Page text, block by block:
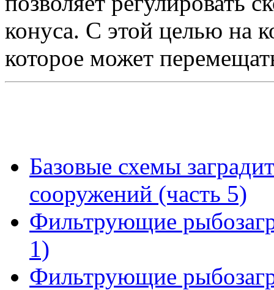
конуса. С этой целью на
которое может
Базовые схемы
сооружений (часть 5)
Фильтрующие
1)
Фильтрующие